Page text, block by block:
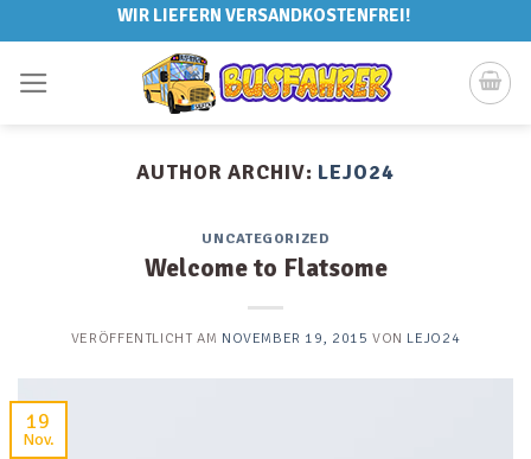
to
content
WIR LIEFERN VERSANDKOSTENFREI!
AUTHOR ARCHIV: LEJO24
UNCATEGORIZED
Welcome to Flatsome
VERÖFFENTLICHT AM NOVEMBER 19, 2015 VON LEJO24
19
Nov.